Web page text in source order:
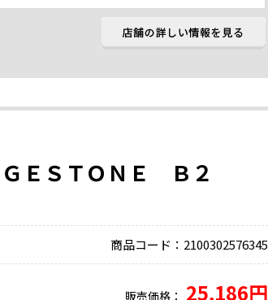
ＧＥＳＴＯＮＥ Ｂ２
商品コード：2100302576345
販売価格： 25,186円